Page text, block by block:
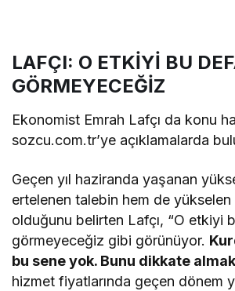
LAFÇI: O ETKİYİ BU
GÖRMEYECEĞİZ
Ekonomist Emrah Lafçı da konu
sozcu.com.tr’ye açıklamalarda
Geçen yıl haziranda yaşanan
ertelenen talebin hem de
olduğunu belirten Lafçı, “O etkiyi
görmeyeceğiz gibi görünüyor.
bu sene yok. Bunu dikkate
hizmet fiyatlarında geçen dönem